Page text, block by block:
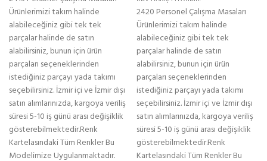
Ürünlerimizi takım halinde
alabileceğiniz gibi tek tek
parçalar halinde de satın
alabilirsiniz, bunun için ürün
parçaları seçeneklerinden
istediğiniz parçayı yada takımı
seçebilirsiniz. İzmir içi ve İzmir dışı
satın alımlarınızda, kargoya veriliş
süresi 5-10 iş günü arası değişiklik
gösterebilmektedir.Renk
Kartelasındaki Tüm Renkler Bu
Modelimize Uygulanmaktadır.
2420 Personel Çalışma Masaları
Ürünlerimizi takım halinde
alabileceğiniz gibi tek tek
parçalar halinde de satın
alabilirsiniz, bunun için ürün
parçaları seçeneklerinden
istediğiniz parçayı yada takımı
seçebilirsiniz. İzmir içi ve İzmir dışı
satın alımlarınızda, kargoya veriliş
süresi 5-10 iş günü arası değişiklik
gösterebilmektedir.Renk
Kartelasındaki Tüm Renkler Bu